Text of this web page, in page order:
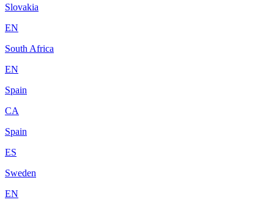
Slovakia
EN
South Africa
EN
Spain
CA
Spain
ES
Sweden
EN